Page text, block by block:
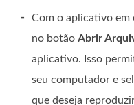
-
Com o aplicativo em
no botão Abrir
aplicativo. Isso
seu computador e
que deseja